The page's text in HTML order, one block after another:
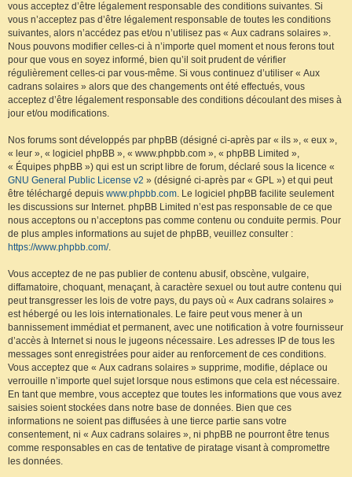
vous acceptez d’être légalement responsable des conditions suivantes. Si
vous n’acceptez pas d’être légalement responsable de toutes les conditions
suivantes, alors n’accédez pas et/ou n’utilisez pas « Aux cadrans solaires ».
Nous pouvons modifier celles-ci à n’importe quel moment et nous ferons tout
pour que vous en soyez informé, bien qu’il soit prudent de vérifier
régulièrement celles-ci par vous-même. Si vous continuez d’utiliser « Aux
cadrans solaires » alors que des changements ont été effectués, vous
acceptez d’être légalement responsable des conditions découlant des mises à
jour et/ou modifications.
Nos forums sont développés par phpBB (désigné ci-après par « ils », « eux »,
« leur », « logiciel phpBB », « www.phpbb.com », « phpBB Limited »,
« Équipes phpBB ») qui est un script libre de forum, déclaré sous la licence «
GNU General Public License v2 » (désigné ci-après par « GPL ») et qui peut
être téléchargé depuis www.phpbb.com. Le logiciel phpBB facilite seulement
les discussions sur Internet. phpBB Limited n’est pas responsable de ce que
nous acceptons ou n’acceptons pas comme contenu ou conduite permis. Pour
de plus amples informations au sujet de phpBB, veuillez consulter :
https://www.phpbb.com/.
Vous acceptez de ne pas publier de contenu abusif, obscène, vulgaire,
diffamatoire, choquant, menaçant, à caractère sexuel ou tout autre contenu qui
peut transgresser les lois de votre pays, du pays où « Aux cadrans solaires »
est hébergé ou les lois internationales. Le faire peut vous mener à un
bannissement immédiat et permanent, avec une notification à votre fournisseur
d’accès à Internet si nous le jugeons nécessaire. Les adresses IP de tous les
messages sont enregistrées pour aider au renforcement de ces conditions.
Vous acceptez que « Aux cadrans solaires » supprime, modifie, déplace ou
verrouille n’importe quel sujet lorsque nous estimons que cela est nécessaire.
En tant que membre, vous acceptez que toutes les informations que vous avez
saisies soient stockées dans notre base de données. Bien que ces
informations ne soient pas diffusées à une tierce partie sans votre
consentement, ni « Aux cadrans solaires », ni phpBB ne pourront être tenus
comme responsables en cas de tentative de piratage visant à compromettre
les données.